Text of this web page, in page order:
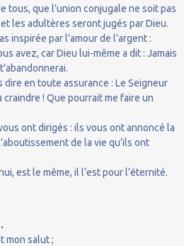
tous, que l’union conjugale ne soit pas
les adultères seront jugés par Dieu.
inspirée par l’amour de l’argent :
avez, car Dieu lui-même a dit : Jamais
dire en toute assurance : Le Seigneur
craindre ! Que pourrait me faire un
ont dirigés : ils vous ont annoncé la
de la vie qu’ils ont
est le même, il l’est pour l’éternité.
mon salut ;